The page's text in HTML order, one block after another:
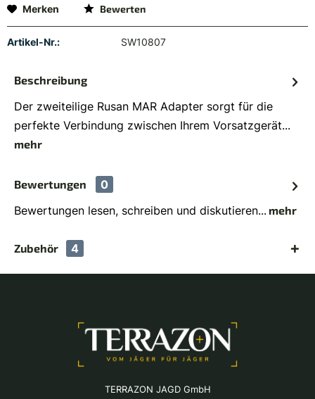
Merken Bewerten
Artikel-Nr.: SW10807
Beschreibung
Der zweiteilige Rusan MAR Adapter sorgt für die
perfekte Verbindung zwischen Ihrem Vorsatzgerät...
mehr
Bewertungen
0
Bewertungen lesen, schreiben und diskutieren... mehr
Zubehör 4
TERRAZON JAGD GmbH